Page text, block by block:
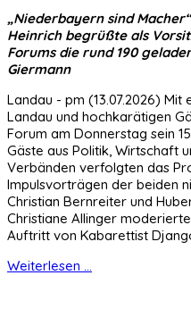
„Niederbayern sind
Heinrich begrüßte als
Forums die rund 190
Giermann
Landau - pm (13.07.2026)
Landau und hochkarätigen
Forum am Donnerstag sein
Gäste aus Politik, Wirtschaft
Verbänden verfolgten das
Impulsvorträgen der beiden
Christian Bernreiter und
Christiane Allinger
Auftritt von Kabarettist
Weiterlesen ...